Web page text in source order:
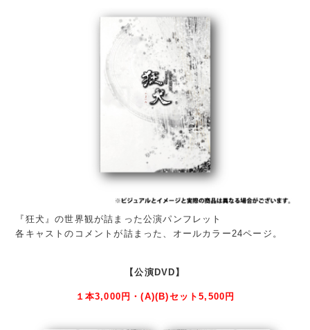
『狂犬』の世界観が詰まった公演パンフレット
各キャストのコメントが詰まった、オールカラー24ページ。
【公演DVD】
１本3,000円・(A)(B)セット5,500円